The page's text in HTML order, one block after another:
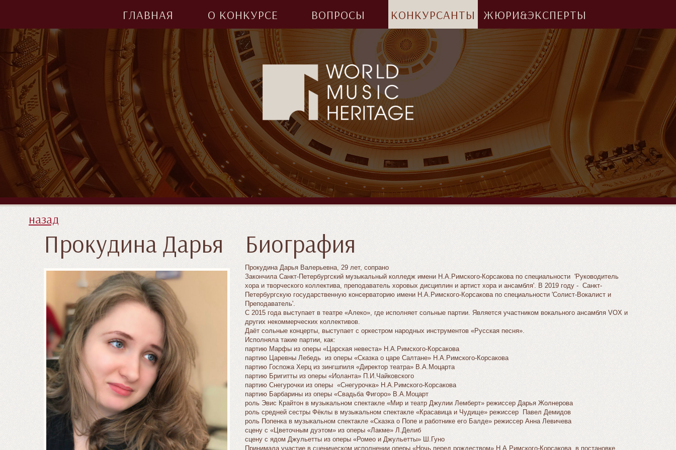
ГЛАВНАЯ О КОНКУРСЕ ВОПРОСЫ КОНКУРСАНТЫ ЖЮРИ&ЭКСПЕРТЫ
назад
Прокудина Дарья Биография
Прокудина Дарья Валерьевна, 29 лет, сопрано
Закончила Санкт-Петербургский музыкальный колледж имени Н.А.Римского-Корсакова по специальности 'Руководитель
хора и творческого коллектива, преподаватель хоровых дисциплин и артист хора и ансамбля'. В 2019 году - Санкт-
Петербургскую государственную консерваторию имени Н.А.Римского-Корсакова по специальности 'Солист-Вокалист и
Преподаватель'.
С 2015 года выступает в театре «Алеко», где исполняет сольные партии. Является участником вокального ансамбля VOX и
других некоммерческих коллективов.
Даёт сольные концерты, выступает с оркестром народных инструментов «Русская песня».
Исполняла такие партии, как:
партию Марфы из оперы «Царская невеста» Н.А.Римского-Корсакова
партию Царевны Лебедь из оперы «Сказка о царе Салтане» Н.А.Римского-Корсакова
партию Госпожа Херц из зингшпиля «Директор театра» В.А.Моцарта
партию Бригитты из оперы «Иоланта» П.И.Чайковского
партию Снегурочки из оперы «Снегурочка» Н.А.Римского-Корсакова
партию Барбарины из оперы «Свадьба Фигоро» В.А.Моцарт
роль Эвис Крайтон в музыкальном спектакле «Мир и театр Джулии Лемберт» режиссер Дарья Жолнерова
роль средней сестры Фёклы в музыкальном спектакле «Красавица и Чудище» режиссер Павел Демидов
роль Попенка в музыкальном спектакле «Сказка о Попе и работнике его Балде» режиссер Анна Левичева
сцену с «Цветочным дуэтом» из оперы «Лакме» Л.Делиб
сцену с ядом Джульетты из оперы «Ромео и Джульетты» Ш.Гуно
Принимала участие в сценическом исполнении оперы «Ночь перед рождеством» Н.А.Римского-Корсакова, в постановке